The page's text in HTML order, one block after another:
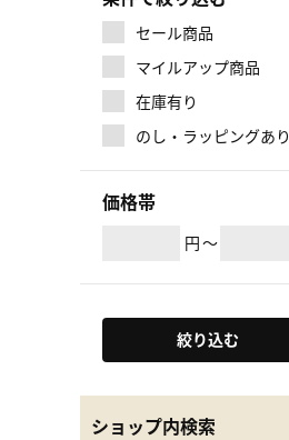
マイルアップ商品
セール商品
在庫有り
のし・ラッピングあり
価格帯
円～
絞り込む
ショップ内検索